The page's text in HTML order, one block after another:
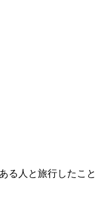
る人と旅行したこと